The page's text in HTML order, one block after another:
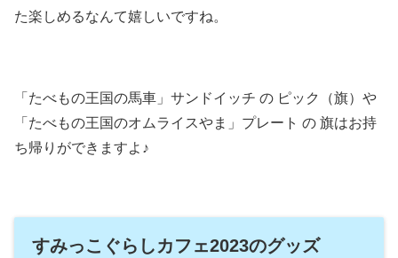
た楽しめるなんて嬉しいですね。
「たべもの王国の馬車」サンドイッチ の ピック（旗）や
「たべもの王国のオムライスやま」プレート の 旗はお持
ち帰りができますよ♪
すみっこぐらしカフェ2023のグッズ